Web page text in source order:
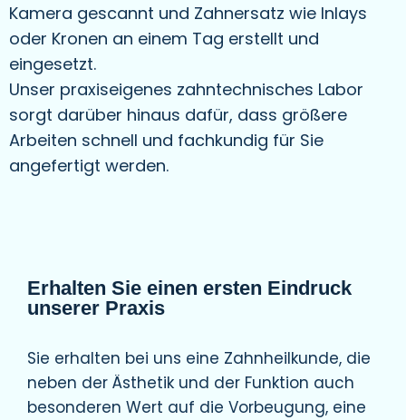
Kamera gescannt und Zahnersatz wie Inlays
oder Kronen an einem Tag erstellt und
eingesetzt.
Unser praxiseigenes zahntechnisches Labor
sorgt darüber hinaus dafür, dass größere
Arbeiten schnell und fachkundig für Sie
angefertigt werden.
Erhalten Sie einen ersten Eindruck
unserer Praxis
Sie erhalten bei uns eine Zahnheilkunde, die
neben der Ästhetik und der Funktion auch
besonderen Wert auf die Vorbeugung, eine